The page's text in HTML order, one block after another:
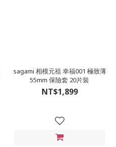
sagami 相模元祖 幸福001 極致薄
55mm 保險套 20片裝
NT$1,899